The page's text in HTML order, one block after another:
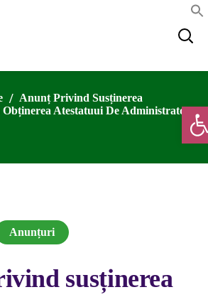
Anunț Privind Susținerea
Atestatuui De Administrator
Anunțuri
susținerea